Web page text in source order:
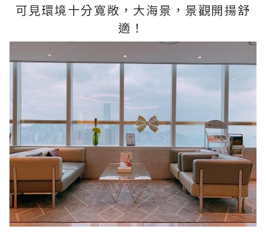
可見環境十分寬敞，大海景，景觀開揚舒
適！